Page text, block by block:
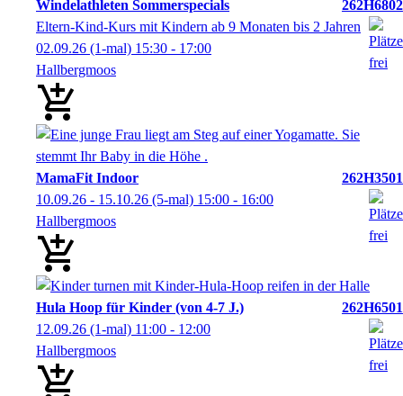
Windelathleten Sommerspecials
262H6802
Eltern-Kind-Kurs mit Kindern ab 9 Monaten bis 2 Jahren
02.09.26 (1-mal) 15:30 - 17:00
Hallbergmoos
MamaFit Indoor
262H3501
10.09.26 - 15.10.26 (5-mal) 15:00 - 16:00
Hallbergmoos
Hula Hoop für Kinder (von 4-7 J.)
262H6501
12.09.26 (1-mal) 11:00 - 12:00
Hallbergmoos